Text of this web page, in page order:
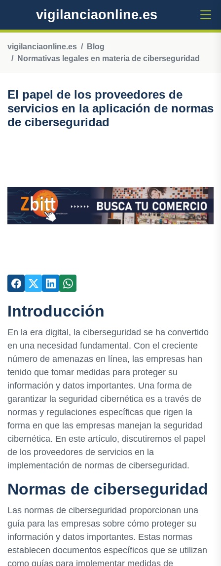
vigilanciaonline.es
vigilanciaonline.es
Blog
Normativas legales en materia de ciberseguridad
El papel de los proveedores de
servicios en la aplicación de normas
de ciberseguridad
Introducción
En la era digital, la ciberseguridad se ha convertido
en una necesidad fundamental. Con el creciente
número de amenazas en línea, las empresas han
tenido que tomar medidas para proteger su
información y datos importantes. Una forma de
garantizar la seguridad cibernética es a través de
normas y regulaciones específicas que rigen la
forma en que las empresas manejan la seguridad
cibernética. En este artículo, discutiremos el papel
de los proveedores de servicios en la
implementación de normas de ciberseguridad.
Normas de ciberseguridad
Las normas de ciberseguridad proporcionan una
guía para las empresas sobre cómo proteger su
información y datos importantes. Estas normas
establecen documentos específicos que se utilizan
como guías para implementar medidas de